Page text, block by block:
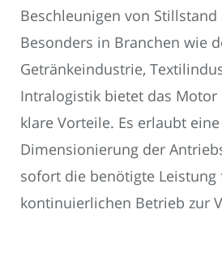
Beschleunigen von
Besonders in Branchen wie
Getränkeindustrie,
Intralogistik bietet das Motor
klare Vorteile. Es erlaubt
Dimensionierung der
sofort die benötigte Leistung
kontinuierlichen Betrieb zur